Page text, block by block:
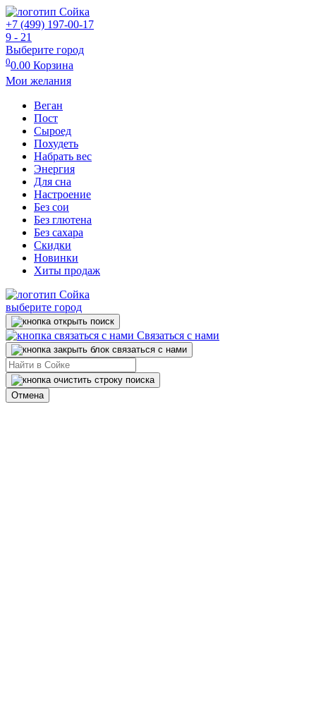
+7 (499) 197-00-17
9 - 21
Выберите город
00.00 Корзина
Мои желания
Веган
Пост
Сыроед
Похудеть
Набрать вес
Энергия
Для сна
Настроение
Без сои
Без глютена
Без сахара
Скидки
Новинки
Хиты продаж
выберите город
Связаться с нами
Отмена